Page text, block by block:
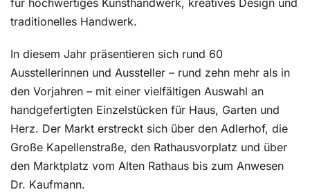
traditionelles Handwerk.
In diesem Jahr präsentieren sich rund 60
Ausstellerinnen und Aussteller – rund zehn mehr als in
den Vorjahren – mit einer vielfältigen Auswahl an
handgefertigten Einzelstücken für Haus, Garten und
Herz. Der Markt erstreckt sich über den Adlerhof, die
Große Kapellenstraße, den Rathausvorplatz und über
den Marktplatz vom Alten Rathaus bis zum Anwesen
Dr. Kaufmann.